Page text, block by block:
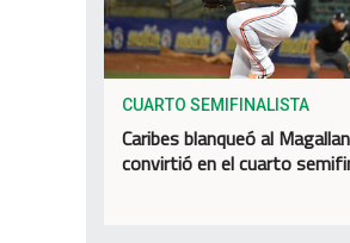
CUARTO SEMIFINALISTA
Caribes blanqueó al
convirtió en el cuarto